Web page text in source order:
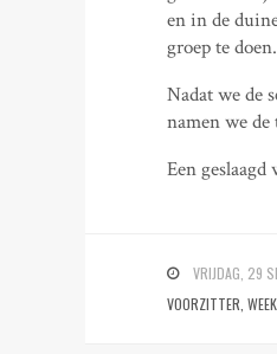
en in de
groep te
Nadat we de
namen we
Een
VRIJDAG, 29
VOORZITTER ,